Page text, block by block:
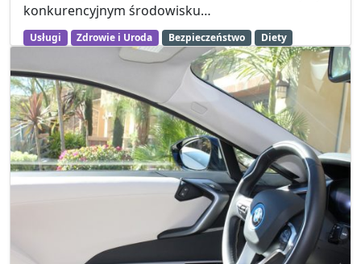
konkurencyjnym środowisku…
Usługi Zdrowie i Uroda Bezpieczeństwo
Diety
Pielęgnacja